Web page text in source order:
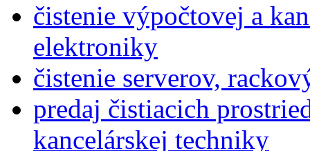
čistenie výpočtovej a
elektroniky
čistenie serverov,
predaj čistiacich
kancelárskej techniky